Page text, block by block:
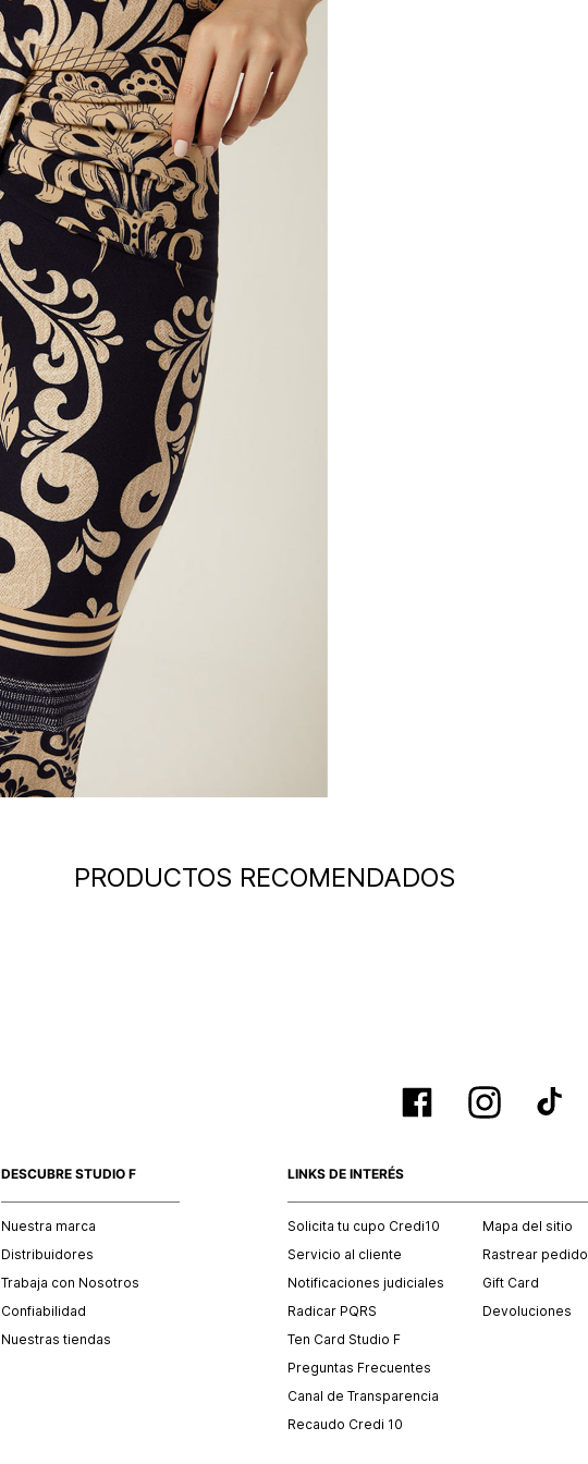
PRODUCTOS RECOMENDADOS
DESCUBRE STUDIO F
Nuestra marca
Distribuidores
Trabaja con Nosotros
Confiabilidad
Nuestras tiendas
LINKS DE INTERÉS
Solicita tu cupo Credi10
Servicio al cliente
Notificaciones judiciales
Radicar PQRS
Ten Card Studio F
Preguntas Frecuentes
Canal de Transparencia
Recaudo Credi 10
Mapa del sitio
Rastrear pedido
Gift Card
Devoluciones